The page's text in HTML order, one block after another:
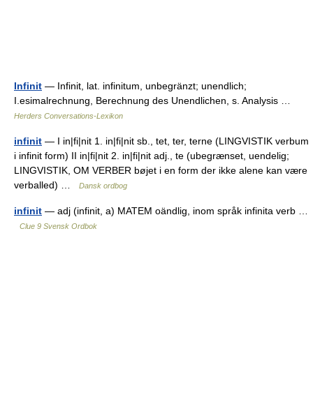
Infinit — Infinit, lat. infinitum, unbegränzt; unendlich;
I.esimalrechnung, Berechnung des Unendlichen, s. Analysis …
Herders Conversations-Lexikon
infinit — I in|fi|nit 1. in|fi|nit sb., tet, ter, terne (LINGVISTIK verbum
i infinit form) II in|fi|nit 2. in|fi|nit adj., te (ubegrænset, uendelig;
LINGVISTIK, OM VERBER bøjet i en form der ikke alene kan være
verballed) …
Dansk ordbog
infinit — adj (infinit, a) MATEM oändlig, inom språk infinita verb …
Clue 9 Svensk Ordbok